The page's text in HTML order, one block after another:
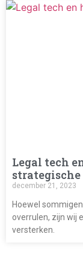
Legal tech
december 21, 2023
Hoewel
overrulen, zijn wij
versterken.